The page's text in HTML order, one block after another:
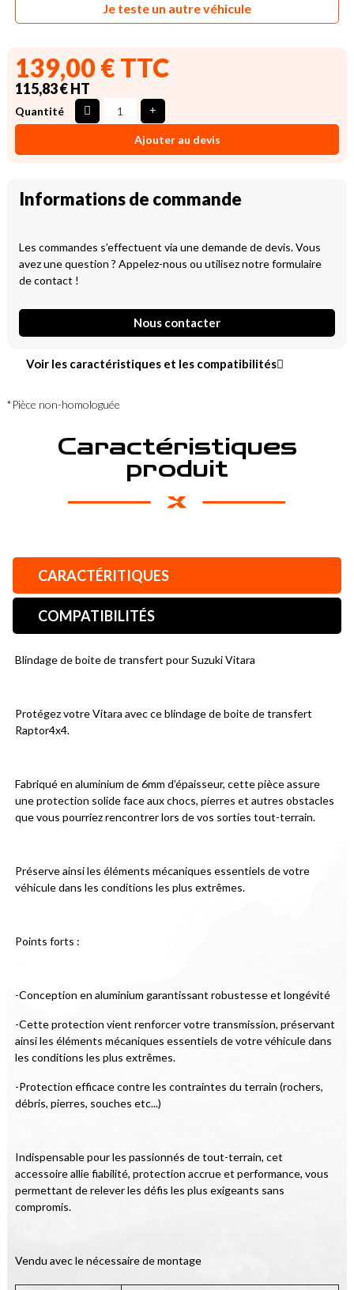
Je teste un autre véhicule
139,00 € TTC
115,83 € HT
Quantité
Ajouter au devis
Informations de commande
Les commandes s’effectuent via une demande de devis. Vous
avez une question ? Appelez-nous ou utilisez notre formulaire
de contact !
Nous contacter
Voir les caractéristiques et les compatibilités
*Pièce non-homologuée
Caractéristiques
produit
CARACTÉRITIQUES
COMPATIBILITÉS
Blindage de boite de transfert pour Suzuki Vitara
Protégez votre Vitara avec ce blindage de boite de transfert
Raptor4x4.
Fabriqué en aluminium de 6mm d’épaisseur, cette pièce assure
une protection solide face aux chocs, pierres et autres obstacles
que vous pourriez rencontrer lors de vos sorties tout-terrain.
Préserve ainsi les éléments mécaniques essentiels de votre
véhicule dans les conditions les plus extrêmes.
Points forts :
-Conception en aluminium garantissant robustesse et longévité
-Cette protection vient renforcer votre transmission, préservant
ainsi les éléments mécaniques essentiels de votre véhicule dans
les conditions les plus extrêmes.
-Protection efficace contre les contraintes du terrain (rochers,
débris, pierres, souches etc...)
Indispensable pour les passionnés de tout-terrain, cet
accessoire allie fiabilité, protection accrue et performance, vous
permettant de relever les défis les plus exigeants sans
compromis.
Vendu avec le nécessaire de montage